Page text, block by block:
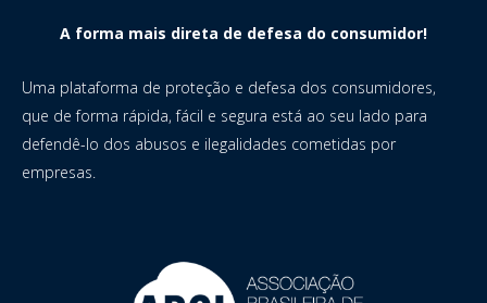
A forma mais direta de defesa do consumidor!
Uma plataforma de proteção e defesa dos consumidores,
que de forma rápida, fácil e segura está ao seu lado para
defendê-lo dos abusos e ilegalidades cometidas por
empresas.